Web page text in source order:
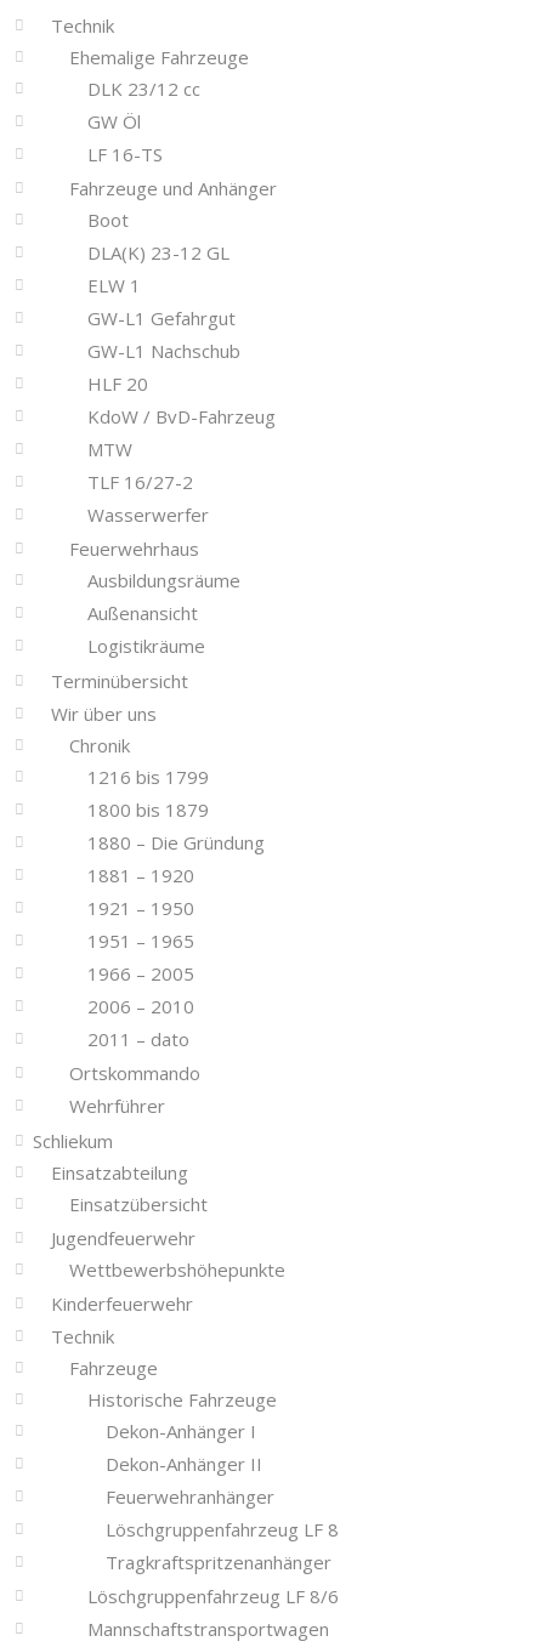
Technik
Ehemalige Fahrzeuge
DLK 23/12 cc
GW Öl
LF 16-TS
Fahrzeuge und Anhänger
Boot
DLA(K) 23-12 GL
ELW 1
GW-L1 Gefahrgut
GW-L1 Nachschub
HLF 20
KdoW / BvD-Fahrzeug
MTW
TLF 16/27-2
Wasserwerfer
Feuerwehrhaus
Ausbildungsräume
Außenansicht
Logistikräume
Terminübersicht
Wir über uns
Chronik
1216 bis 1799
1800 bis 1879
1880 – Die Gründung
1881 – 1920
1921 – 1950
1951 – 1965
1966 – 2005
2006 – 2010
2011 – dato
Ortskommando
Wehrführer
Schliekum
Einsatzabteilung
Einsatzübersicht
Jugendfeuerwehr
Wettbewerbshöhepunkte
Kinderfeuerwehr
Technik
Fahrzeuge
Historische Fahrzeuge
Dekon-Anhänger I
Dekon-Anhänger II
Feuerwehranhänger
Löschgruppenfahrzeug LF 8
Tragkraftspritzenanhänger
Löschgruppenfahrzeug LF 8/6
Mannschaftstransportwagen